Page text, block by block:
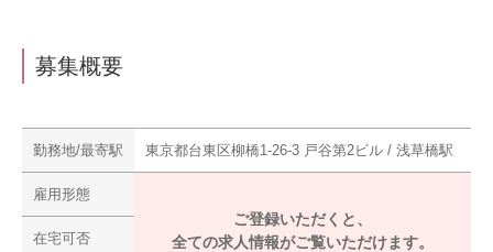
募集概要
勤務地/最寄駅 東京都台東区柳橋1-26-3 戸谷第2ビル / 浅草橋駅
雇用形態
在宅可否
ご登録いただくと、
全ての求人情報がご覧いただけます。